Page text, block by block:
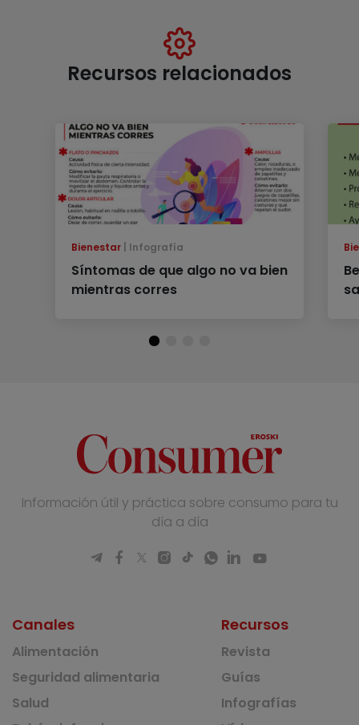
Recursos relacionados
Bienestar Infografía
Síntomas de que algo no va bien
mientras corres
Información útil y práctica sobre consumo para tu
día a día
Canales
Alimentación
Seguridad alimentaria
Salud
Recursos
Revista
Guías
Infografías